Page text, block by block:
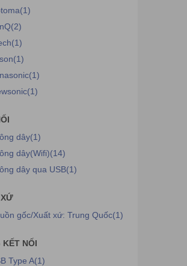
máy chiếu
kiện máy chiếu
Displayport
DVI
đỡ Tivi-Màn hình
khiển
USB Type C
điện tử di động
tương tác U-Pointer
Bục phát biểu điện tử
kiểm tra trắc nghiệm và đánh giá
ứng tương tác cho tivi và
dây(1)
dây(Wifi)(14)
dây qua USB(1)
gốc/Xuất xứ: Trung Quốc(1)
KẾT NỐI
Type A(1)